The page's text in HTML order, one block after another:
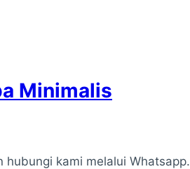
Minimalis
kami melalui Whatsapp.